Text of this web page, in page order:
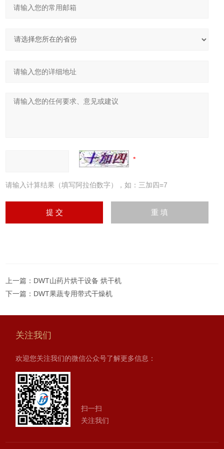
请输入计算结果（填写阿拉伯数字），如：三加四=7
上一篇： DWT山药片烘干设备 烘干机
下一篇： DWT果蔬专用带式干燥机
关注我们
欢迎您关注我们的微信公众号了解更多信息：
扫一扫
关注我们